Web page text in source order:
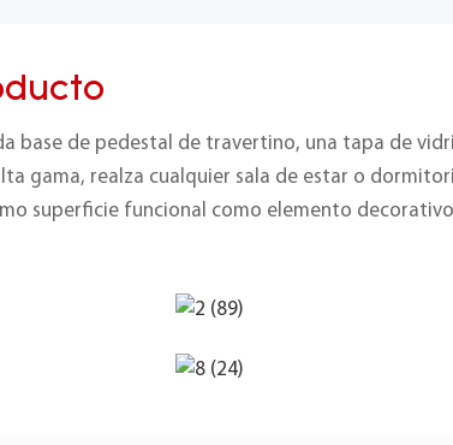
base de pedestal de travertino, una tapa de
gama, realza cualquier sala de estar o
superficie funcional como elemento decorativo